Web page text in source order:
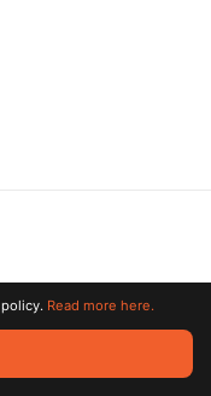
All trademarks
Read more here.